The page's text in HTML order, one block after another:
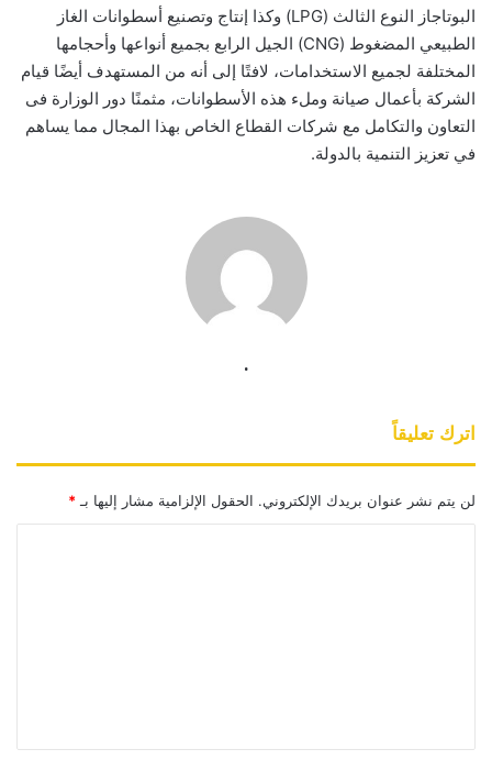
البوتاجاز النوع الثالث (LPG) وكذا إنتاج وتصنيع أسطوانات الغاز
الطبيعي المضغوط (CNG) الجيل الرابع بجميع أنواعها وأحجامها
المختلفة لجميع الاستخدامات، لافتًا إلى أنه من المستهدف أيضًا قيام
الشركة بأعمال صيانة وملء هذه الأسطوانات، مثمنًا دور الوزارة فى
التعاون والتكامل مع شركات القطاع الخاص بهذا المجال مما يساهم
في تعزيز التنمية بالدولة.
.
اترك تعليقاً
لن يتم نشر عنوان بريدك الإلكتروني. الحقول الإلزامية مشار إليها بـ *